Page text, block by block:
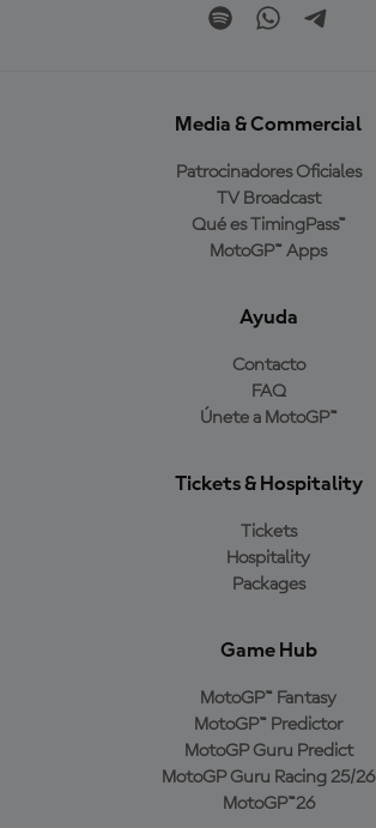
Media & Commercial
Patrocinadores Oficiales
TV Broadcast
Qué es TimingPass™
MotoGP™ Apps
Ayuda
Contacto
FAQ
Únete a MotoGP™
Tickets & Hospitality
Tickets
Hospitality
Packages
Game Hub
MotoGP™ Fantasy
MotoGP™ Predictor
MotoGP Guru Predict
MotoGP Guru Racing 25/26
MotoGP™26